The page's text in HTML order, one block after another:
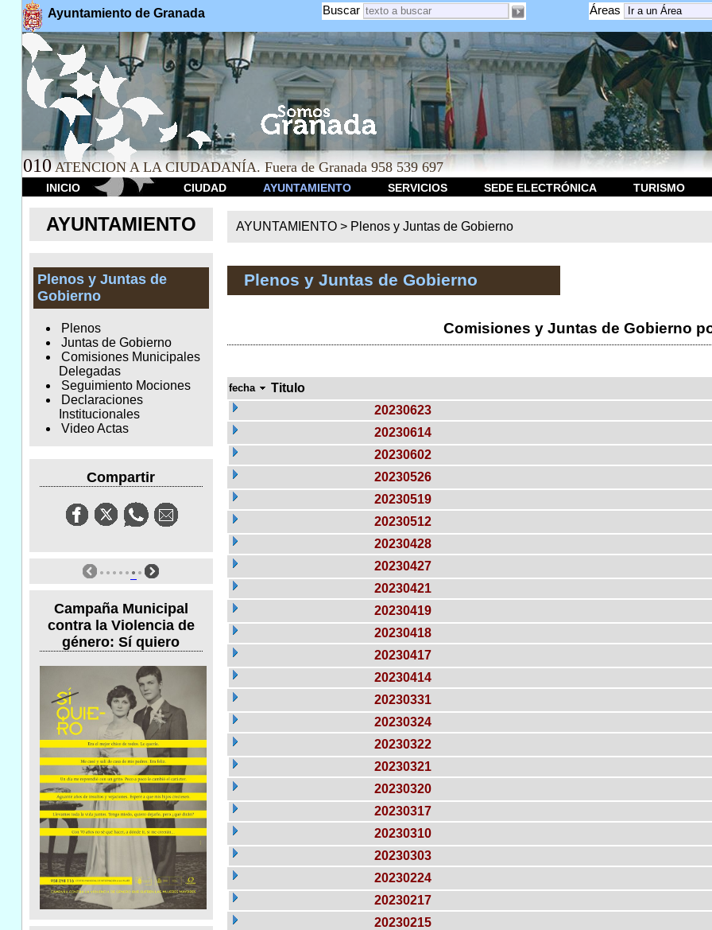
Ayuntamiento de Granada Áreas
Buscar
010 ATENCION A LA CIUDADANÍA. Fuera de Granada 958 539 697
INICIO CIUDAD AYUNTAMIENTO SERVICIOS SEDE ELECTRÓNICA TURISMO
AYUNTAMIENTO
Plenos y Juntas de
Gobierno
Plenos
Juntas de Gobierno
Comisiones Municipales
Delegadas
Seguimiento Mociones
Declaraciones
Institucionales
Video Actas
Compartir
Campaña Municipal
contra la Violencia de
género: Sí quiero
AYUNTAMIENTO > Plenos y Juntas de Gobierno
Plenos y Juntas de Gobierno
Comisiones y Juntas de Gobierno
fecha Titulo
20230623
20230614
20230602
20230526
20230519
20230512
20230428
20230427
20230421
20230419
20230418
20230417
20230414
20230331
20230324
20230322
20230321
20230320
20230317
20230310
20230303
20230224
20230217
20230215